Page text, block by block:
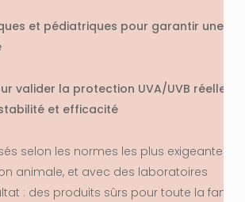
et pédiatriques pour garantir une
valider la protection UVA/UVB réelle,
et efficacité
selon les normes les plus exigeantes,
animale, et avec des laboratoires
: des produits sûrs pour toute la famille